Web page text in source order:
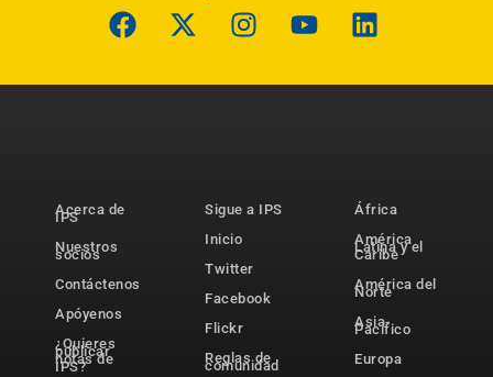
Acerca de
IPS
Nuestros
socios
Contáctenos
Apóyenos
¿Quieres
publicar
notas de
IPS?
Sigue a IPS
Inicio
Twitter
Facebook
Flickr
Reglas de
comunidad
África
América
Latina y el
Caribe
América del
Norte
Asia-
Pacífico
Europa